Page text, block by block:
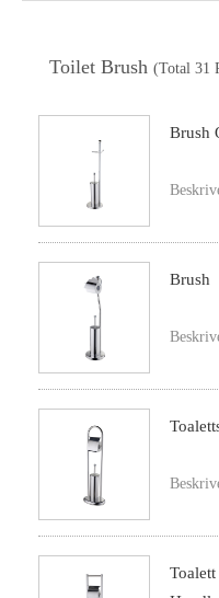
Toilet Brush (Total 31
Brush
Brush